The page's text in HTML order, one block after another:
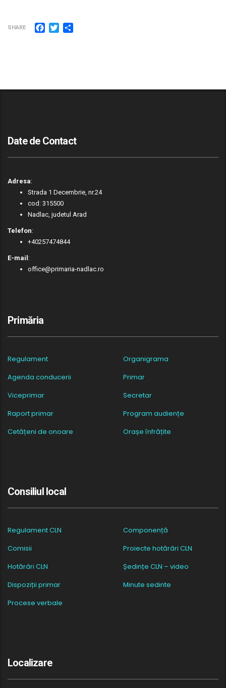
SHARE Facebook
Twitter
Date de Contact
Adresa:
Strada 1 Decembrie, nr.24
cod: 315500
Nadlac, judetul Arad
Telefon:
+40257474844
E-mail:
office@primaria-nadlac.ro
Primăria
Regulament
Organigrama
Agenda conducerii
Primar
Viceprimar
Secretar
Raport primar
Program audiențe
Cetățeni de onoare
Orașe înfrățite
Consiliul local
Regulament CLN
Componență
Comisii
Proiecte hotărâri CLN
Hotărâri CLN
Ședințe CLN – video
Dispoziții primar
Minute sedinte
Procese verbale
Localizare